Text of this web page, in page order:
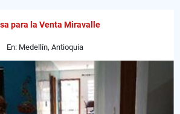
para la Venta Miravalle
En: Medellín, Antioquia